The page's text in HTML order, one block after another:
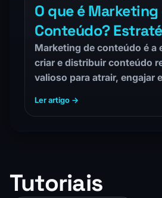
O que é Marketing
Conteúdo?
Formatos e Como
Marketing de conteúdo é a
criar e distribuir conteúdo
valioso para atrair, engajar
Ler artigo →
Tutoriais